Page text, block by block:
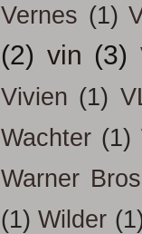
Vernes (1)
(2) vin (3)
Vivien (1)
Wachter (1)
Warner Bros
(1) Wilder